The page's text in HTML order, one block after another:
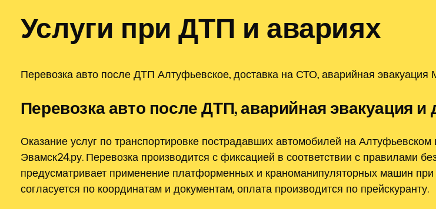
Услуги при ДТП и авариях
Перевозка авто после ДТП Алтуфьевское, доставка на СТО, аварийная эвакуация
Перевозка авто после ДТП, аварийная эвакуация и
Оказание услуг по транспортировке пострадавших автомобилей на
Эвамск24.ру. Перевозка производится с фиксацией в соответствии с правилами
предусматривает применение платформенных и краноманипуляторных машин
согласуется по координатам и документам, оплата производится по прейскуранту.